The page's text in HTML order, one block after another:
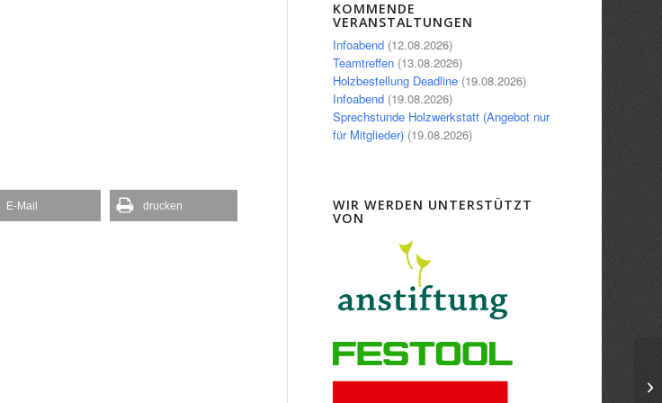
E-Mail drucken
KOMMENDE
VERANSTALTUNGEN
Infoabend (12.08.2026)
Teamtreffen (13.08.2026)
Holzbestellung Deadline (19.08.2026)
Infoabend (19.08.2026)
Sprechstunde Holzwerkstatt (Angebot nur
für Mitglieder) (19.08.2026)
WIR WERDEN UNTERSTÜTZT
VON